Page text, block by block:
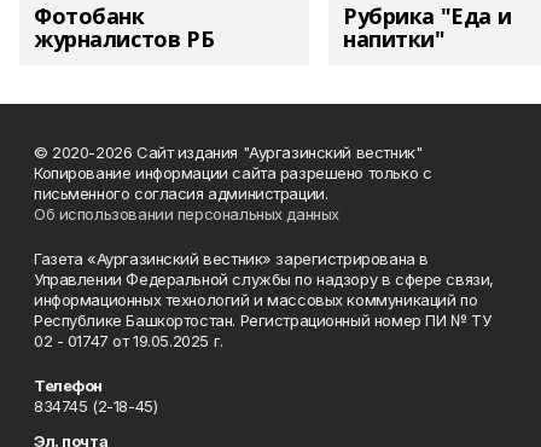
Фотобанк
журналистов РБ
Рубрика "Еда и
напитки"
© 2020-2026 Сайт издания "Аургазинский вестник"
Копирование информации сайта разрешено только с
письменного согласия администрации.
Об использовании персональных данных
Газета «Аургазинский вестник» зарегистрирована в
Управлении Федеральной службы по надзору в сфере связи,
информационных технологий и массовых коммуникаций по
Республике Башкортостан. Регистрационный номер ПИ № ТУ
02 - 01747 от 19.05.2025 г.
Телефон
834745 (2-18-45)
Эл. почта